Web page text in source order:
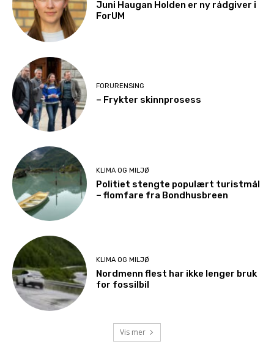
Juni Haugan Holden er ny rådgiver i
ForUM
FORURENSING
– Frykter skinnprosess
KLIMA OG MILJØ
Politiet stengte populært turistmål
– flomfare fra Bondhusbreen
KLIMA OG MILJØ
Nordmenn flest har ikke lenger bruk
for fossilbil
Vis mer